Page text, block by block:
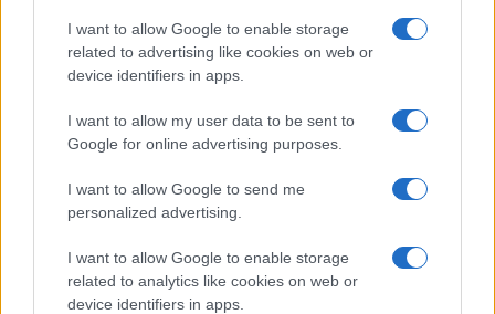
I want to allow Google to enable storage
related to advertising like cookies on web or
device identifiers in apps.
I want to allow my user data to be sent to
Google for online advertising purposes.
I want to allow Google to send me
personalized advertising.
I want to allow Google to enable storage
related to analytics like cookies on web or
device identifiers in apps.
Syndication
Globalist
Globalscience
Globalsport
Culture
Salute
Megachip
GiULia